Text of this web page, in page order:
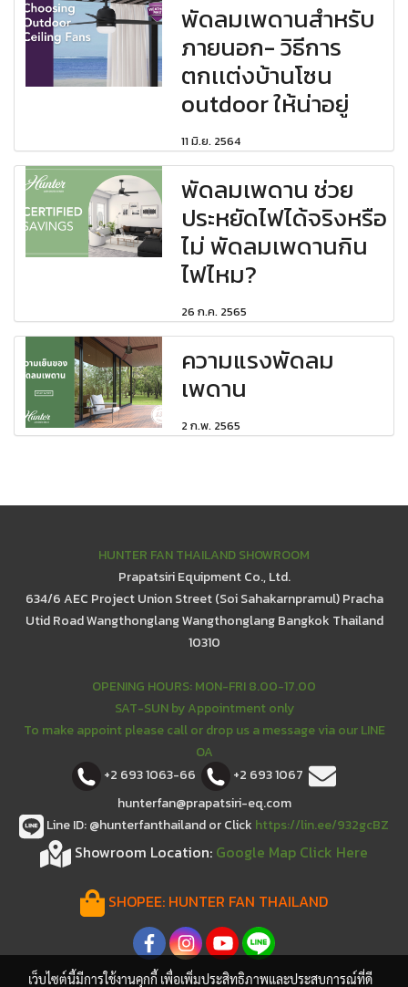
พัดลมเพดานสำหรับ
ภายนอก- วิธีการ
ตกเเต่งบ้านโซน
outdoor ให้น่าอยู่
11 มิ.ย. 2564
พัดลมเพดาน ช่วย
ประหยัดไฟได้จริงหรือ
ไม่ พัดลมเพดานกิน
ไฟไหม?
26 ก.ค. 2565
ความแรงพัดลม
เพดาน
2 ก.พ. 2565
HUNTER FAN THAILAND SHOWROOM
Prapatsiri Equipment Co., Ltd.
634/6 AEC Project Union Street (Soi Sahakarnpramul) Pracha
Utid Road Wangthonglang Wangthonglang Bangkok Thailand
10310
OPENING HOURS: MON-FRI 8.00-17.00
SAT-SUN by Appointment only
To make appoint please call or drop us a message via our LINE
OA
+2 693 1063-66
+2 693 1067
hunterfan@prapatsiri-eq.com
Line ID: @hunterfanthailand or Click https://lin.ee/932gcBZ
Showroom Location: Google Map Click Here
SHOPEE: HUNTER FAN THAILAND
เว็บไซต์นี้มีการใช้งานคุกกี้ เพื่อเพิ่มประสิทธิภาพและประสบการณ์ที่ดี